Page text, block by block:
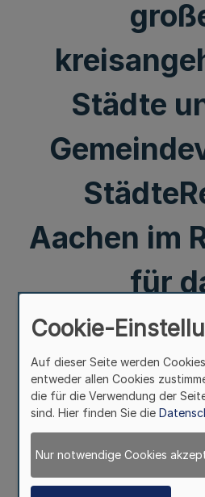
Städte
Aachen im
für
dnung
Mehr
Cookie-
Auf dieser Seite werden
entweder allen Cookies
die für die Verwendung der
sind. Hier finden Sie die
Nur notwendige Cookies